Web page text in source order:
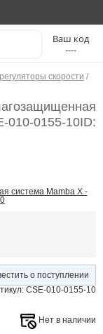
----
скорости /
010-0155-10ID:
о поступлении
CSE-010-0155-10
Нет в наличии